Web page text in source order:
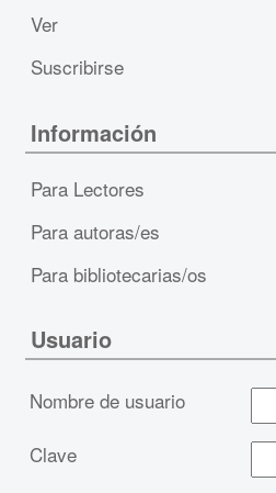
Ver
Suscribirse
Información
Para Lectores
Para autoras/es
Para bibliotecarias/os
Usuario
Nombre de usuario
Clave